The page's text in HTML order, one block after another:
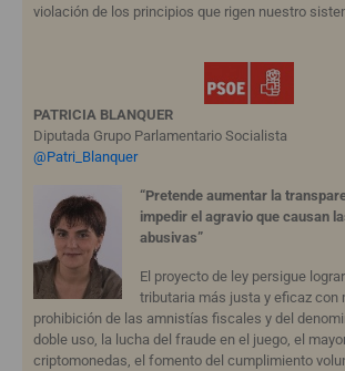
violación de los principios que rigen nuestro
PATRICIA BLANQUER
Diputada Grupo Parlamentario Socialista
@Patri_Blanquer
“Pretende aumentar la
impedir el agravio que causan
abusivas”
El proyecto de ley persigue
tributaria más justa y eficaz con
prohibición de las amnistías fiscales y del
doble uso, la lucha del fraude en el juego, el
criptomonedas, el fomento del cumplimiento